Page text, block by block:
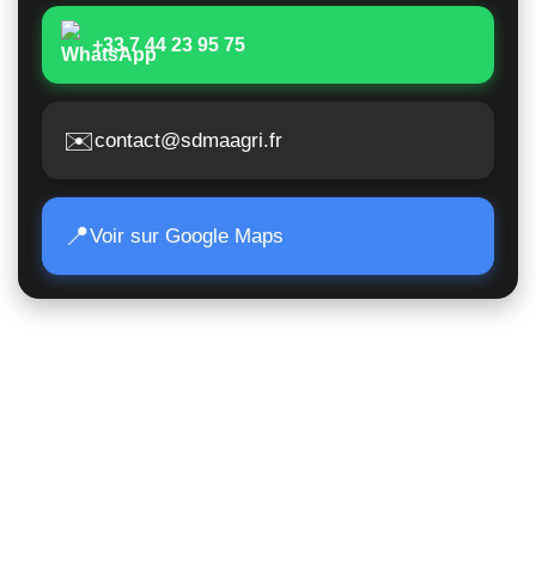
+33 7 44 23 95 75
✉️contact@sdmaagri.fr
📍Voir sur Google Maps